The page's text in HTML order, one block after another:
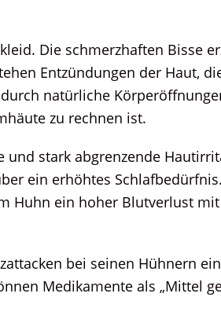
Die schmerzhaften Bisse
Entzündungen der Haut,
natürliche
zu rechnen ist.
stark abgrenzende
ein erhöhtes
Huhn ein hoher Blutverlust
bei seinen Hühnern
Medikamente als „Mittel